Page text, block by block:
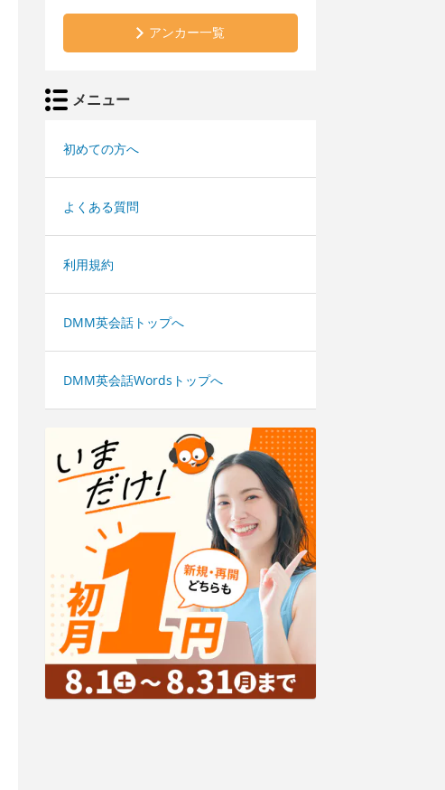
アンカー一覧
メニュー
初めての方へ
よくある質問
利用規約
DMM英会話トップへ
DMM英会話Wordsトップへ